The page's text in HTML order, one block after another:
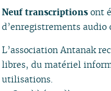
Neuf transcriptions ont
d’enregistrements audio
L’association Antanak
libres, du matériel
utilisations.